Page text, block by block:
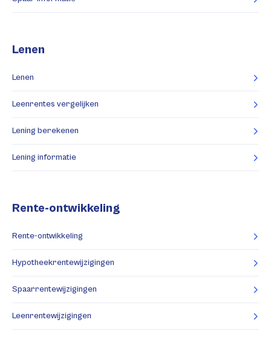
Lenen
Lenen
Leenrentes vergelijken
Lening berekenen
Lening informatie
Rente-ontwikkeling
Rente-ontwikkeling
Hypotheekrentewijzigingen
Spaarrentewijzigingen
Leenrentewijzigingen